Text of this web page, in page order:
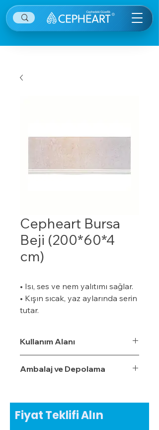
Cepheart Bursa
Beji (200*60*4
cm)
• Isı, ses ve nem yalıtımı sağlar.
• Kışın sıcak, yaz aylarında serin
tutar.
• Boyalı veya boyasız tüm
yüzeylere uygulanabilir.
• Uygulaması kolaydır.
• Ekonomiktir.
• Zamanla izolasyon özelliğini
Kullanım Alanı
Ambalaj ve Depolama
Fiyat Teklifi Alın